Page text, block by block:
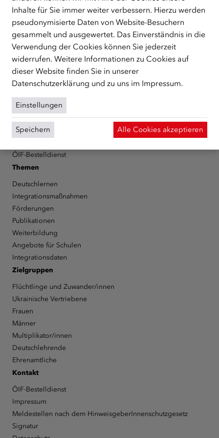
Schutzberechtigte, Vertriebene sowie Zuwander/innen als
zentrale Anlaufstelle bei der Integration in Österreich
unterstützt.mehr
FacebookYouTubeInstagramLinkedIn
Über den ÖIF
Organigramm
Presse
Informationen erhalten
ÖIF-Bestelldienst
Themen
Deutschlernen
Integrationsmaßnahmen
Förderungen
Publikationen
Weiterbildung
Angebote für Schulen
Integrationsdaten
Zielgruppen
Flüchtlinge und Zuwander/innen
Ukrainische Vertriebene
Frauen
Männer
Multiplikator/innen
Deutschlehrende
Ehrenamtliche
Kontakt
ÖIF-Bestelldienst
Impressum
Meldestellen nach dem HinweisgeberInnenschutzgesetz
Signatur
Inhalte für Sie immer weiter verbessern. Hierzu werden
pseudonymisierte Daten von Website-Besuchern
gesammelt und ausgewertet. Das Einverständnis in die
Verwendung der Cookies können Sie jederzeit
widerrufen. Weitere Informationen zu Cookies auf
dieser Website finden Sie in unserer
Datenschutzerklärung und zu uns im Impressum.
Einstellungen
Speichern Alle Cookies akzeptieren